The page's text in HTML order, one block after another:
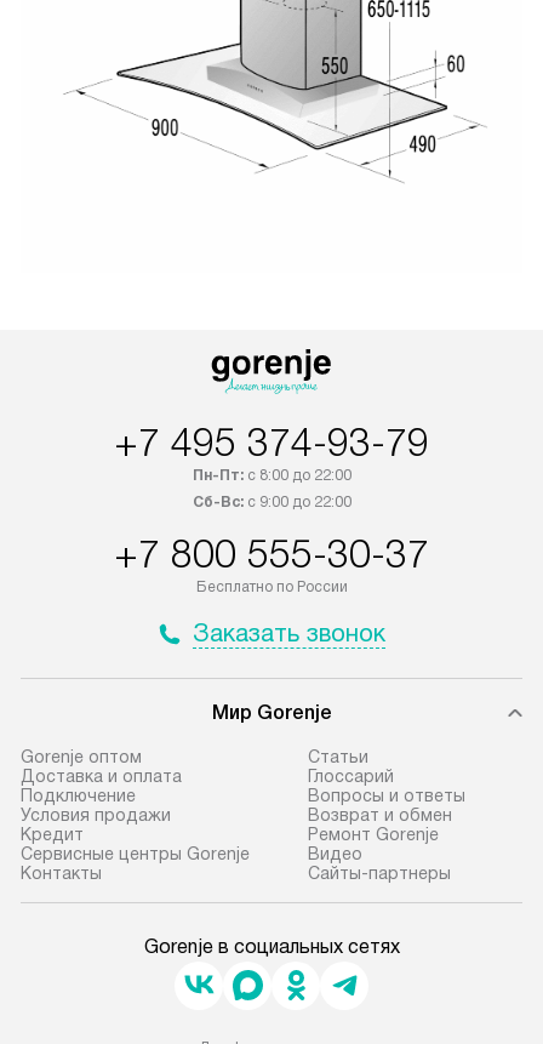
+7 495 374-93-79
Пн-Пт:с 8:00 до 22:00
Сб-Вс:с 9:00 до 22:00
+7 800 555-30-37
Бесплатно по России
Заказать звонок
Мир Gorenje
Gorenje оптом
Доставка и оплата
Подключение
Условия продажи
Кредит
Сервисные центры Gorenje
Контакты
Cтатьи
Глоссарий
Вопросы и ответы
Возврат и обмен
Ремонт Gorenje
Видео
Сайты-партнеры
Gorenje в социальных сетях